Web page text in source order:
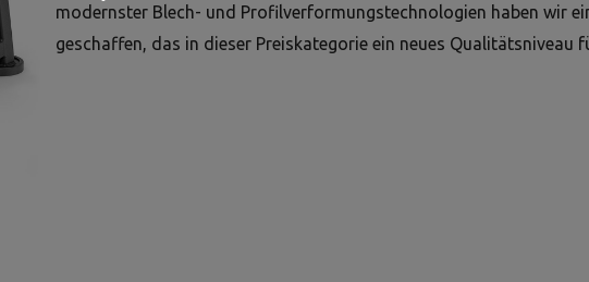
modernster Blech- und Profilverformungstechnologien haben wir
geschaffen, das in dieser Preiskategorie ein neues Qualitätsniveau